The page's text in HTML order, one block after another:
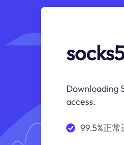
Downloading
access.
99.5%正